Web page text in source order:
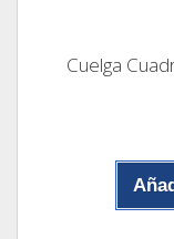
Cuelga